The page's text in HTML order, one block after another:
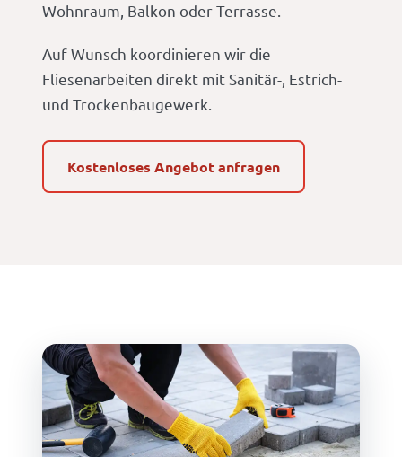
Wohnraum, Balkon oder Terrasse.
Auf Wunsch koordinieren wir die
Fliesenarbeiten direkt mit Sanitär-, Estrich-
und Trockenbaugewerk.
Kostenloses Angebot anfragen